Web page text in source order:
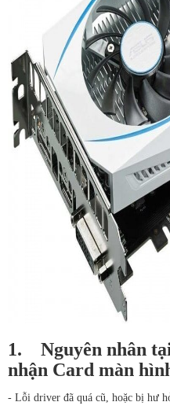
1. Nguyên nhân
nhận Card màn
- Lỗi driver đã quá cũ, hoặc bị hư